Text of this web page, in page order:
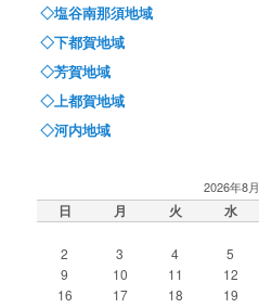
◇塩谷南那須地域
◇下都賀地域
◇芳賀地域
◇上都賀地域
◇河内地域
2026年8月
日 月 火 水
2
3 4 5
9
10 11 12
16
17 18 19